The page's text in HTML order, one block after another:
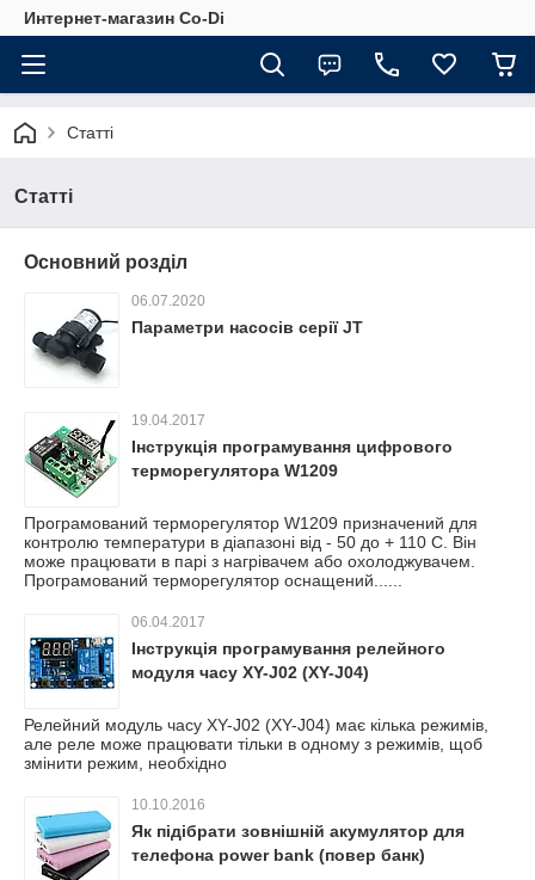
Интернет-магазин Co-Di
Статті
Статті
Основний розділ
06.07.2020
Параметри насосів серії JT
19.04.2017
Інструкція програмування цифрового
терморегулятора W1209
Програмований терморегулятор W1209 призначений для
контролю температури в діапазоні від - 50 до + 110 С. Він
може працювати в парі з нагрівачем або охолоджувачем.
Програмований терморегулятор оснащений......
06.04.2017
Інструкція програмування релейного
модуля часу XY-J02 (XY-J04)
Релейний модуль часу XY-J02 (XY-J04) має кілька режимів,
але реле може працювати тільки в одному з режимів, щоб
змінити режим, необхідно
10.10.2016
Як підібрати зовнішній акумулятор для
телефона power bank (повер банк)